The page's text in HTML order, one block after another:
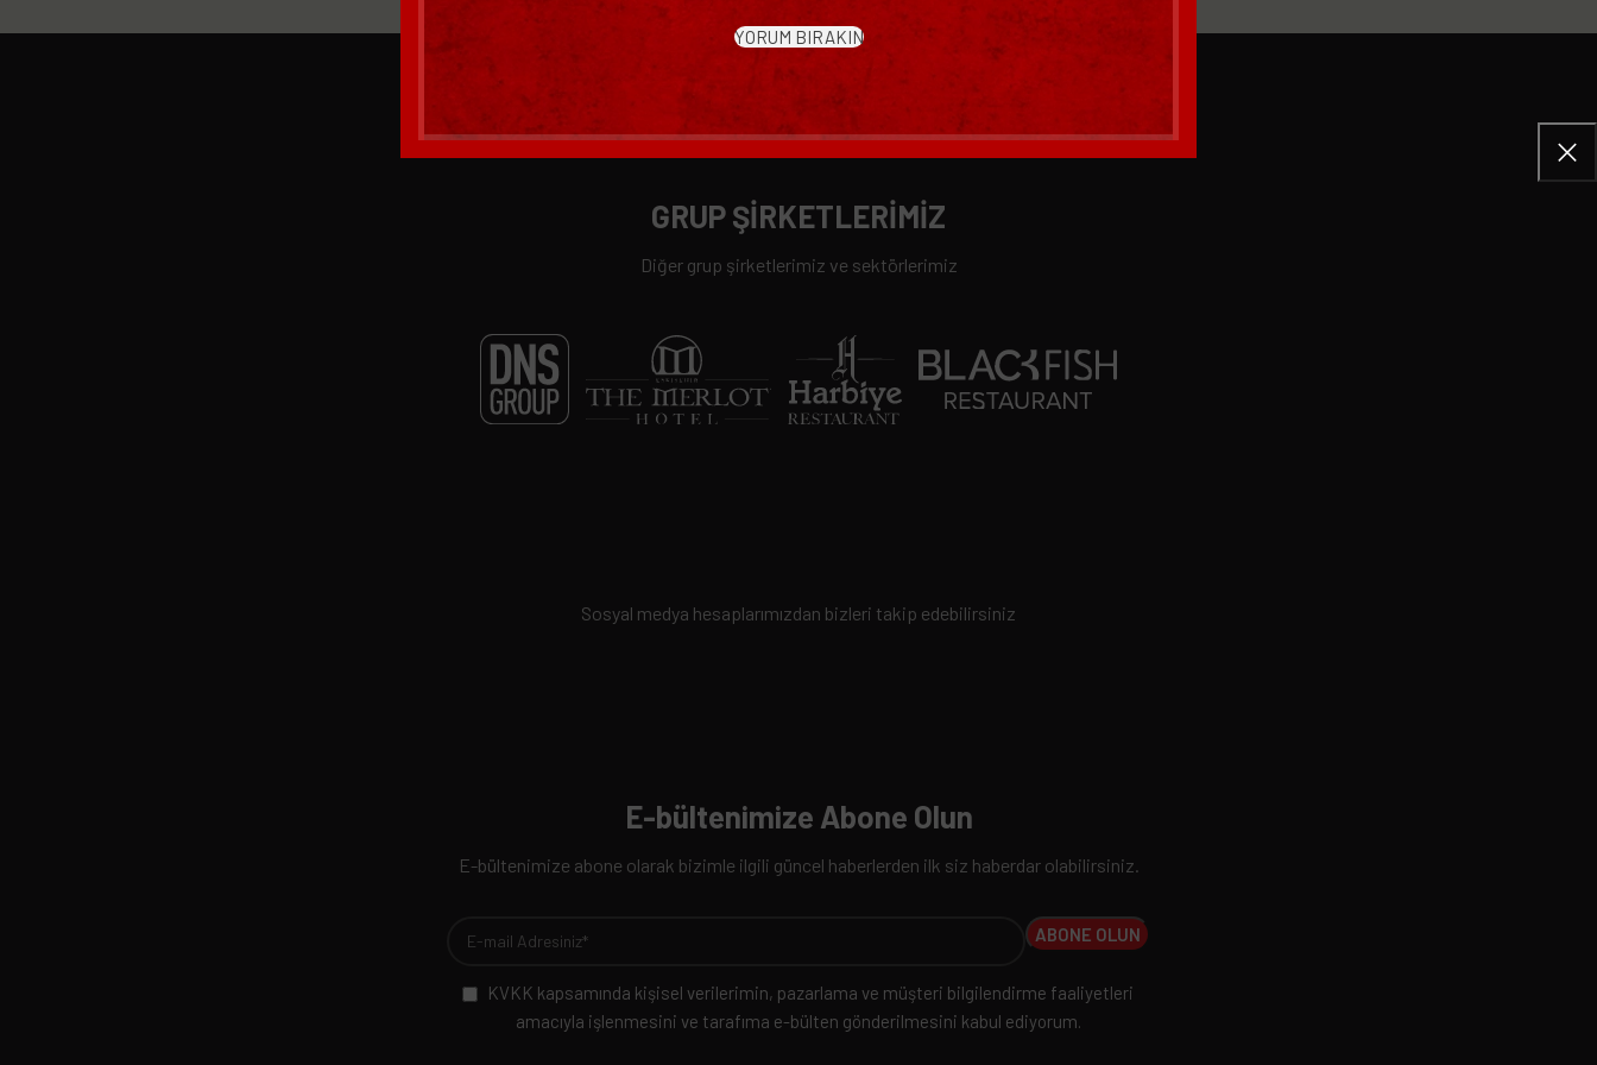
YORUM BIRAKIN
GRUP ŞİRKETLERİMİZ
Diğer grup şirketlerimiz ve sektörlerimiz
Sosyal medya hesaplarımızdan bizleri takip edebilirsiniz
E-bültenimize Abone Olun
E-bültenimize abone olarak bizimle ilgili güncel haberlerden ilk siz haberdar olabilirsiniz.
KVKK kapsamında kişisel verilerimin, pazarlama ve müşteri bilgilendirme faaliyetleri
amacıyla işlenmesini ve tarafıma e-bülten gönderilmesini kabul ediyorum.